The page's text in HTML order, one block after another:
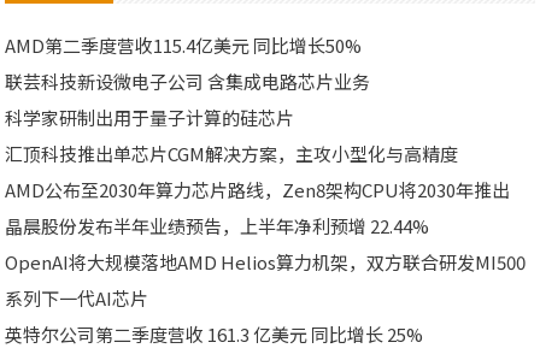
AMD第二季度营收115.4亿美元 同比增长50%
联芸科技新设微电子公司 含集成电路芯片业务
科学家研制出用于量子计算的硅芯片
汇顶科技推出单芯片CGM解决方案，主攻小型化与高精度
AMD公布至2030年算力芯片路线，Zen8架构CPU将2030年推出
晶晨股份发布半年业绩预告，上半年净利预增 22.44%
OpenAI将大规模落地AMD Helios算力机架，双方联合研发MI500
系列下一代AI芯片
英特尔公司第二季度营收 161.3 亿美元 同比增长 25%